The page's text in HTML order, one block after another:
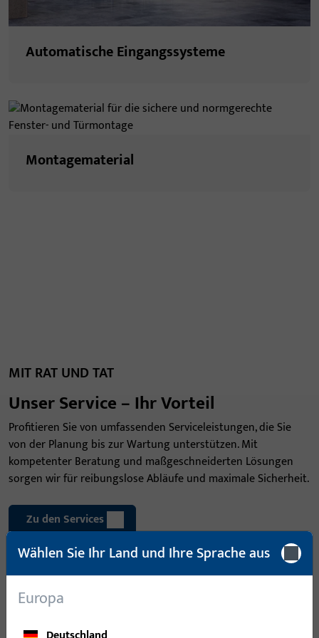
Automatische Eingangssysteme
Montagematerial
MIT RAT UND TAT
Unser Service – Ihr Vorteil
Profitieren Sie von umfassenden Serviceleistungen, die Sie
von der Planung bis zur Wartung unterstützen. Mit
kompetenter Beratung und maßgeschneiderten Lösungen
sorgen wir für reibungslose Abläufe und maximale Sicherheit.
Zu den Services
Wählen Sie Ihr Land und Ihre Sprache aus
Europa